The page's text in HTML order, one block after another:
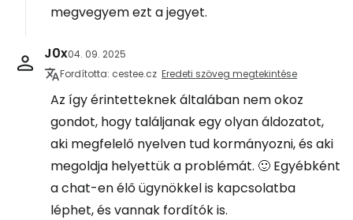
megvegyem ezt a jegyet.
J0x04. 09. 2025
Fordította: cestee.cz Eredeti szöveg megtekintése
Az így érintetteknek általában nem okoz
gondot, hogy találjanak egy olyan áldozatot,
aki megfelelő nyelven tud kormányozni, és aki
megoldja helyettük a problémát. 🙂 Egyébként
a chat-en élő ügynökkel is kapcsolatba
léphet, és vannak fordítók is.